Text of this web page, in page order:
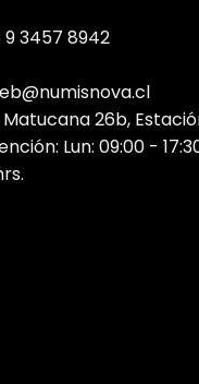
3457 8942
26b,
Lun: 09:00 -